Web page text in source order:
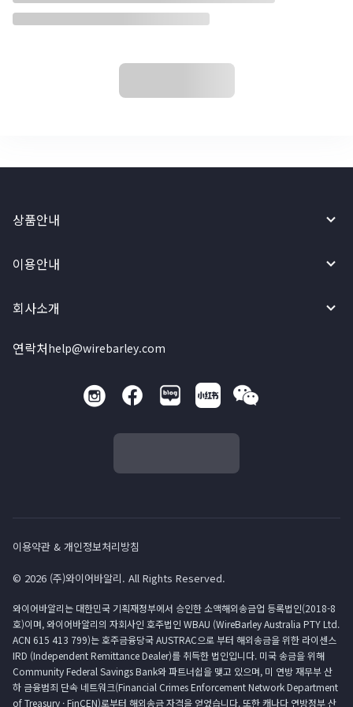
상품안내
이용안내
회사소개
연락처help@wirebarley.com
이용약관 & 개인정보처리방침
© 2026 (주)와이어바알리. All Rights Reserved.
와이어바알리는 대한민국 기획재정부에서 승인한 소액해외송금업 등록법인(2018-8
호)이며, 와이어바알리의 자회사인 호주법인 WBAU (WireBarley Australia PTY Ltd.
ACN 615 413 799)는 호주금융당국 AUSTRAC으로 부터 해외송금을 위한 라이센스
IRD (Independent Remittance Dealer)를 취득한 법인입니다. 미국 송금을 위해
Community Federal Savings Bank와 파트너쉽을 맺고 있으며, 미 연방 재무부 산
하 금융범죄 단속 네트워크(Financial Crimes Enforcement Network Department
of Treasury · FinCEN)로부터 해외송금 자격을 얻었습니다. 또한 캐나다 연방정부 산